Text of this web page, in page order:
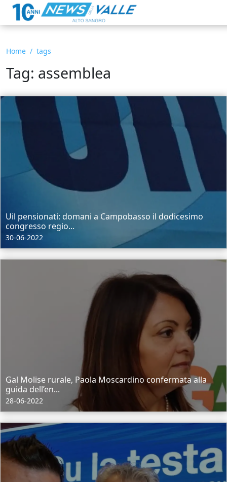
Home tags
Tag: assemblea
Uil pensionati: domani a Campobasso il dodicesimo
congresso regio...
30-06-2022
Gal Molise rurale, Paola Moscardino confermata alla
guida dell’en...
28-06-2022